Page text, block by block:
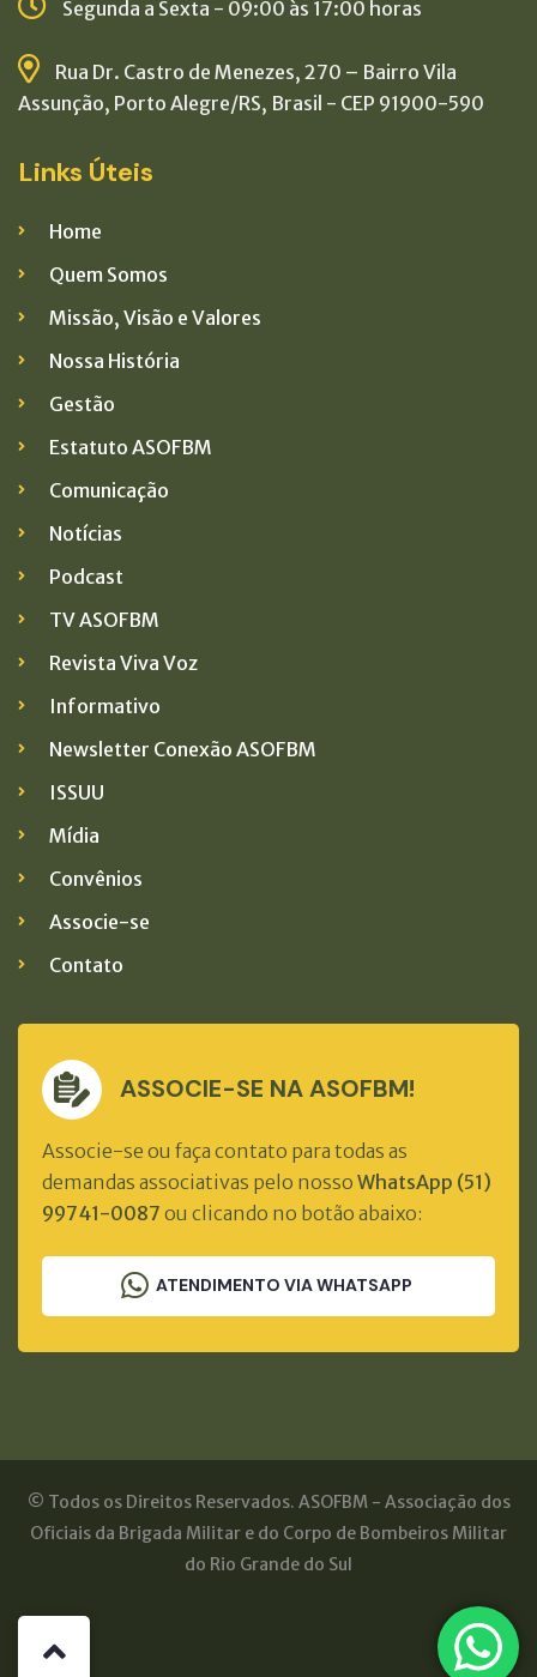
Segunda a Sexta - 09:00 às 17:00 horas
Rua Dr. Castro de Menezes, 270 – Bairro Vila
Assunção, Porto Alegre/RS, Brasil - CEP 91900-590
Links Úteis
Home
Quem Somos
Missão, Visão e Valores
Nossa História
Gestão
Estatuto ASOFBM
Comunicação
Notícias
Podcast
TV ASOFBM
Revista Viva Voz
Informativo
Newsletter Conexão ASOFBM
ISSUU
Mídia
Convênios
Associe-se
Contato
ASSOCIE-SE NA ASOFBM!
Associe-se ou faça contato para todas as
demandas associativas pelo nosso WhatsApp (51)
99741-0087 ou clicando no botão abaixo:
ATENDIMENTO VIA WHATSAPP
© Todos os Direitos Reservados. ASOFBM - Associação dos
Oficiais da Brigada Militar e do Corpo de Bombeiros Militar
do Rio Grande do Sul